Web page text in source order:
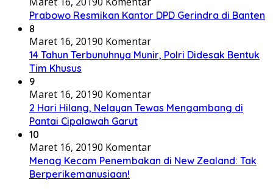
Prabowo Resmikan Kantor DPD Gerindra di Banten
8
Maret 16, 20190 Komentar
14 Tahun Terbunuhnya Munir, Polri Didesak Bentuk
Tim Khusus
9
Maret 16, 20190 Komentar
2 Hari Hilang, Nelayan Tewas Mengambang di
Pantai Cipalawah Garut
10
Maret 16, 20190 Komentar
Menag Kecam Penembakan di New Zealand: Tak
Berperikemanusiaan!